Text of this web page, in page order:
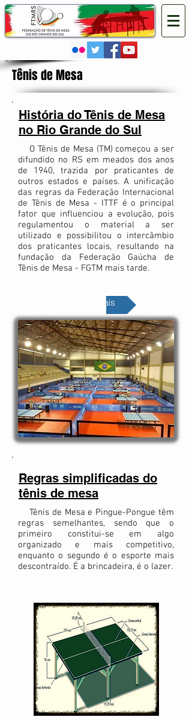
Tênis de Mesa
História do Tênis de Mesa
no Rio Grande do Sul
O Tênis de Mesa (TM) começou a ser
difundido no RS em meados dos anos
de 1940, trazida por praticantes de
outros estados e países. A unificação
das regras da Federação Internacional
de Tênis de Mesa - ITTF é o principal
fator que influenciou a evolução, pois
regulamentou o material a ser
utilizado e possibilitou o intercâmbio
dos praticantes locais, resultando na
fundação da Federação Gaúcha de
Tênis de Mesa - FGTM mais tarde.
Leia mais
Regras simplificadas do
tênis de mesa
Tênis de Mesa e Pingue-Pongue têm
regras semelhantes, sendo que o
primeiro constitui-se em algo
organizado e mais competitivo,
enquanto o segundo é o esporte mais
descontraído. É a brincadeira, é o lazer.